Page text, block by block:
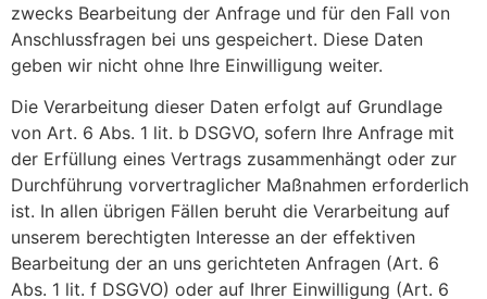
zwecks Bearbeitung der Anfrage und für den Fall von
Anschlussfragen bei uns gespeichert. Diese Daten
geben wir nicht ohne Ihre Einwilligung weiter.
Die Verarbeitung dieser Daten erfolgt auf Grundlage
von Art. 6 Abs. 1 lit. b DSGVO, sofern Ihre Anfrage mit
der Erfüllung eines Vertrags zusammenhängt oder zur
Durchführung vorvertraglicher Maßnahmen erforderlich
ist. In allen übrigen Fällen beruht die Verarbeitung auf
unserem berechtigten Interesse an der effektiven
Bearbeitung der an uns gerichteten Anfragen (Art. 6
Abs. 1 lit. f DSGVO) oder auf Ihrer Einwilligung (Art. 6